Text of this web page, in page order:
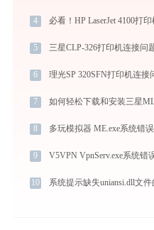
4 必看！HP LaserJet 4100打
5 三星CLP-326打印机连接问
6 理光SP 320SFN打印机连接
7
8 多玩模拟器 ME.exe系统错
9 V5VPN VpnServ.exe系统错
10 系统提示缺失uniansi.dll文